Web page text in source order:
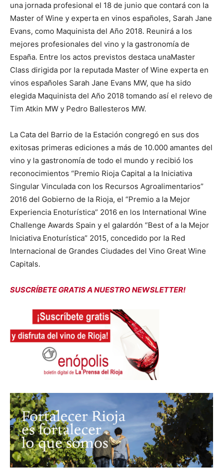
una jornada profesional el 18 de junio que contará con la
Master of Wine y experta en vinos españoles, Sarah Jane
Evans, como Maquinista del Año 2018. Reunirá a los
mejores profesionales del vino y la gastronomía de
España. Entre los actos previstos destaca unaMaster
Class dirigida por la reputada Master of Wine experta en
vinos españoles Sarah Jane Evans MW, que ha sido
elegida Maquinista del Año 2018 tomando así el relevo de
Tim Atkin MW y Pedro Ballesteros MW.
La Cata del Barrio de la Estación congregó en sus dos
exitosas primeras ediciones a más de 10.000 amantes del
vino y la gastronomía de todo el mundo y recibió los
reconocimientos “Premio Rioja Capital a la Iniciativa
Singular Vinculada con los Recursos Agroalimentarios”
2016 del Gobierno de la Rioja, el “Premio a la Mejor
Experiencia Enoturística” 2016 en los International Wine
Challenge Awards Spain y el galardón “Best of a la Mejor
Iniciativa Enoturística” 2015, concedido por la Red
Internacional de Grandes Ciudades del Vino Great Wine
Capitals.
SUSCRÍBETE GRATIS A NUESTRO NEWSLETTER!